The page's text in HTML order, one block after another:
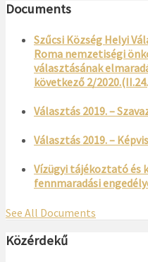
Documents
Szűcsi Község Helyi
Roma nemzetiségi
választásának
következő 2/
Választás 2019. –
Választás 2019. –
Vízügyi tájékoztató és
fennmaradási
See All Documents
Közérdekű